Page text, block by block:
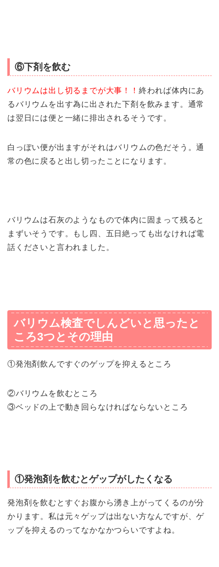
⑥下剤を飲む
バリウムは出し切るまでが大事！！ 終われば体内にあ
るバリウムを出す為に出された下剤を飲みます。通常
は翌日には便と一緒に排出されるそうです。
白っぽい便が出ますがそれはバリウムの色だそう。通
常の色に戻ると出し切ったことになります。
バリウムは石灰のようなもので体内に固まって残ると
まずいそうです。もし四、五日絶っても出なければ電
話くださいと言われました。
バリウム検査でしんどいと思ったと
ころ3つとその理由
①発泡剤飲んですぐのゲップを抑えるところ
②バリウムを飲むところ
③ベッドの上で動き回らなければならないところ
①発泡剤を飲むとゲップがしたくなる
発泡剤を飲むとすぐお腹から湧き上がってくるのが分
かります。私は元々ゲップは出ない方なんですが、ゲ
ップを抑えるのってなかなかつらいですよね。